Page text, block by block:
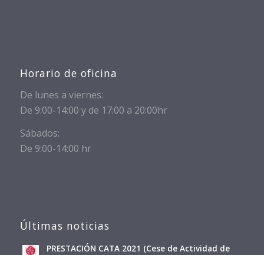
Horario de oficina
De lunes a viernes:
De 9:00-14:00 y de 17:00 a 20:00hr
Sábados:
De 9:00-14:00 hr
Últimas noticias
PRESTACIÓN CATA 2021 (Cese de Actividad de